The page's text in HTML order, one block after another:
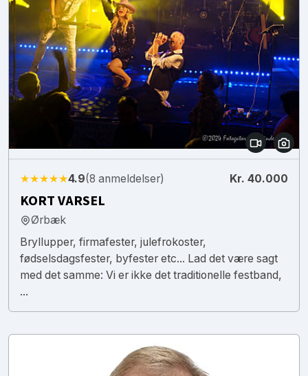
★★★★★4.9(8 anmeldelser) Kr. 40.000
KORT VARSEL
Ørbæk
Bryllupper, firmafester, julefrokoster,
fødselsdagsfester, byfester etc... Lad det være sagt
med det samme: Vi er ikke det traditionelle festband,
...